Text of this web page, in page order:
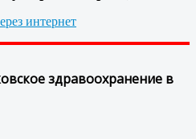
здравоохранение в